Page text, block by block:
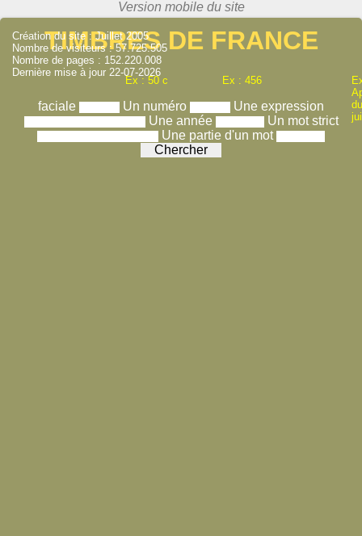
TIMBRES DE FRANCE
Ex : 50 c Ex : 456
faciale Un numéro
Une expression
Une année
Un mot strict
Une partie d'un mot
Création du site : Juillet 2005
Nombre de visiteurs : 57.725.505
Nombre de pages : 152.220.008
Dernière mise à jour 22-07-2026